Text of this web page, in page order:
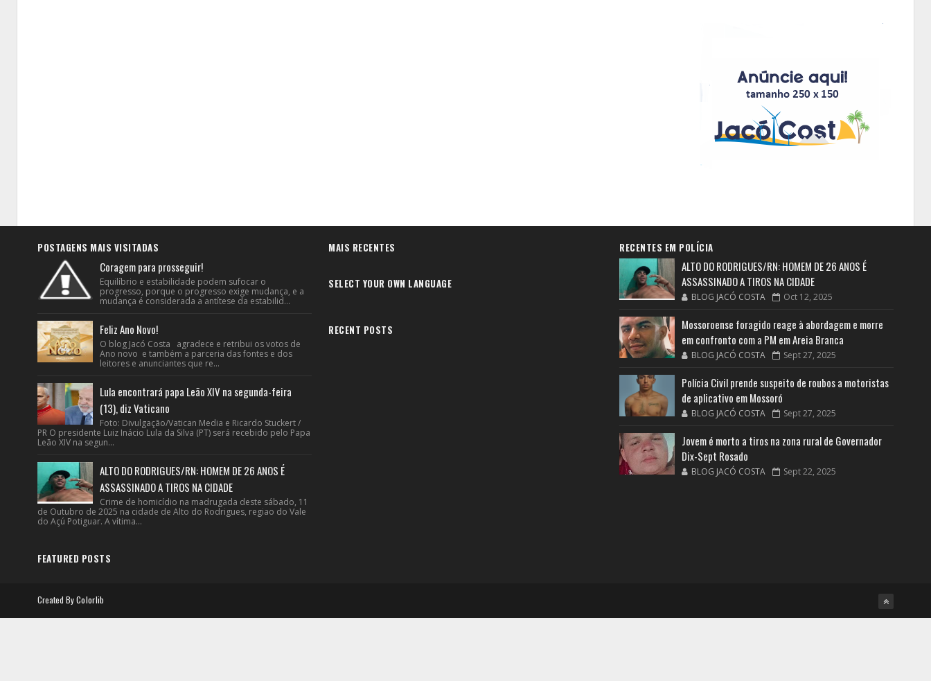
POSTAGENS MAIS VISITADAS
Coragem para prosseguir!
Equilíbrio e estabilidade podem sufocar o
progresso, porque o progresso exige mudança, e a
mudança é considerada a antítese da estabilid...
Feliz Ano Novo!
O blog Jacó Costa agradece e retribui os votos de
Ano novo e também a parceria das fontes e dos
leitores e anunciantes que re...
Lula encontrará papa Leão XIV na segunda-feira
(13), diz Vaticano
Foto: Divulgação/Vatican Media e Ricardo Stuckert /
PR O presidente Luiz Inácio Lula da Silva (PT) será recebido pelo Papa
Leão XIV na segun...
ALTO DO RODRIGUES/RN: HOMEM DE 26 ANOS É
ASSASSINADO A TIROS NA CIDADE
Crime de homicídio na madrugada deste sábado, 11
de Outubro de 2025 na cidade de Alto do Rodrigues, regiao do Vale
do Açú Potiguar. A vítima...
FEATURED POSTS
MAIS RECENTES
SELECT YOUR OWN LANGUAGE
RECENT POSTS
RECENTES EM POLÍCIA
ALTO DO RODRIGUES/RN: HOMEM DE 26 ANOS É
ASSASSINADO A TIROS NA CIDADE
BLOG JACÓ COSTA Oct 12, 2025
Mossoroense foragido reage à abordagem e morre
em confronto com a PM em Areia Branca
BLOG JACÓ COSTA Sept 27, 2025
Polícia Civil prende suspeito de roubos a motoristas
de aplicativo em Mossoró
BLOG JACÓ COSTA Sept 27, 2025
Jovem é morto a tiros na zona rural de Governador
Dix-Sept Rosado
BLOG JACÓ COSTA Sept 22, 2025
Created ByColorlib